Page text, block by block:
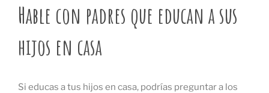
Hable con padres que educan a sus
hijos en casa
Si educas a tus hijos en casa, podrías preguntar a los